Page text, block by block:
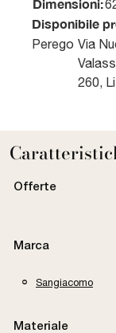
Dimensioni:
Disponibile
Perego Via
260,
Offerte
Marca
Sangiacomo
Materiale